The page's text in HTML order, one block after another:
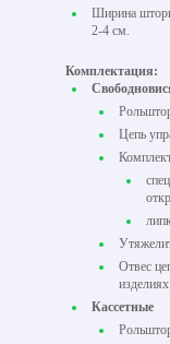
Ширина
2-4 см.
Комплектация:
Цепь
Отвес
Кассетные